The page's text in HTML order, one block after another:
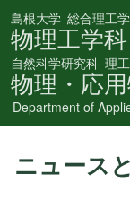
島根大学 総合理工
物理工学科
自然科学研究科 理
物理・応
Department of
ニュース